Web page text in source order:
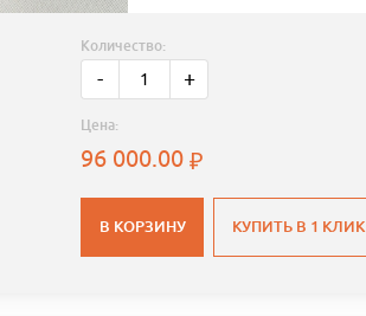
Количество:
- +
Цена:
96 000.00
В КОРЗИНУ КУПИТЬ В 1 КЛИК